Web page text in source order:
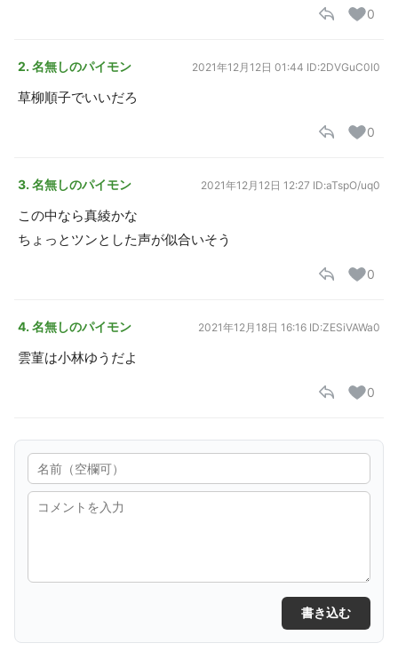
0
2. 名無しのパイモン 2021年12月12日 01:44 ID:2DVGuC0l0
草柳順子でいいだろ
0
3. 名無しのパイモン 2021年12月12日 12:27 ID:aTspO/uq0
この中なら真綾かな
ちょっとツンとした声が似合いそう
0
4. 名無しのパイモン 2021年12月18日 16:16 ID:ZESiVAWa0
雲菫は小林ゆうだよ
0
書き込む